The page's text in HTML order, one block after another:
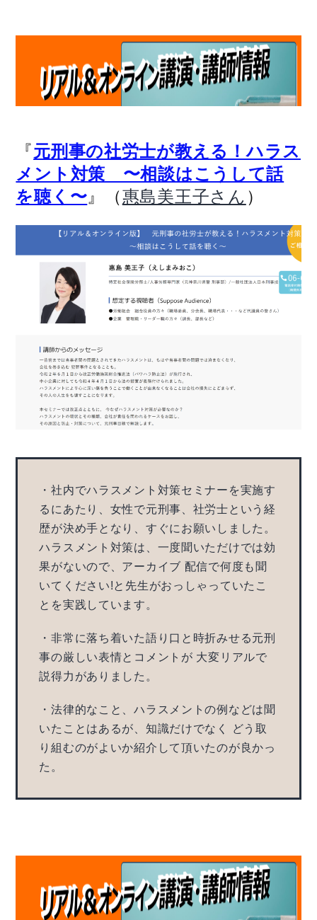
『元刑事の社労士が教える！ハラス
メント対策 〜相談はこうして話
を聴く〜』（惠島美王子さん ）
・社内でハラスメント対策セミナーを実施す
るにあたり、女性で元刑事、社労士という経
歴が決め手となり、すぐにお願いしました。
ハラスメント対策は、一度聞いただけでは効
果がないので、アーカイブ 配信で何度も聞
いてください!と先生がおっしゃっていたこ
とを実践しています。
・非常に落ち着いた語り口と時折みせる元刑
事の厳しい表情とコメントが 大変リアルで
説得力がありました。
・法律的なこと、ハラスメントの例などは聞
いたことはあるが、知識だけでなく どう取
り組むのがよいか紹介して頂いたのが良かっ
た。